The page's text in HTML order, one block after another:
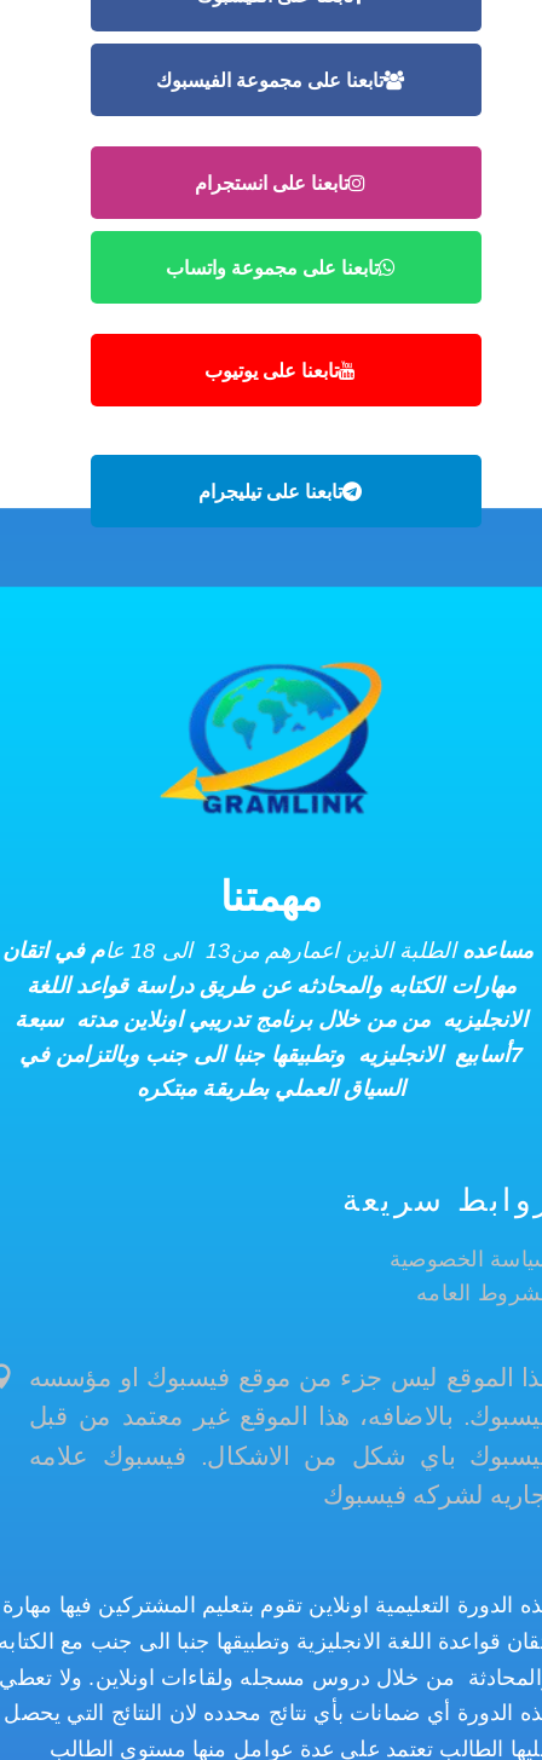
تابعنا على مجموعة الفيسبوك
تابعنا على انستجرام
تابعنا على مجموعة واتساب
تابعنا على يوتيوب
تابعنا على تيليجرام
مهمتنا
مساعدهالطلبة الذين اعمارهم من13 الى 18 عا مفياتقان
مهارات الكتابه والمحادثه عن طريق دراسة قواعد اللغة
الانجليزيه من من خلال برنامج تدريبي اونلاين مدته سبعة
7أسابيع الانجليزيه وتطبيقها جنبا الى جنبوبالتزامن في
السياق العملي بطريقة مبتكره
سريعة
الخصوصية
العامه
الموقع ليس جزء من موقع فيسبوك او مؤسسه
بالاضافه، هذا الموقع غير معتمد من قبل
باي شكل من الاشكال. فيسبوك علامه
لشركه فيسبوك
الدورة التعليمية اونلاين تقوم بتعليم المشتركين فيها مهارة
قواعدة اللغة الانجليزية وتطبيقها جنبا الى جنب مع
من خلال دروس مسجله ولقاءات اونلاين. ولا تعطي
الدورة أي ضمانات بأي نتائج محدده لان النتائج التي يحصل
الطالب تعتمد على عدة عوامل منها مستوى الطالب